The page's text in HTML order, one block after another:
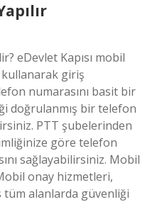
eDevlet Kapısı mobil
kullanarak giriş
numarasını basit bir
doğrulanmış bir telefon
PTT şubelerinden
göre telefon
sağlayabilirsiniz. Mobil
onay hizmetleri,
tüm alanlarda güvenliği